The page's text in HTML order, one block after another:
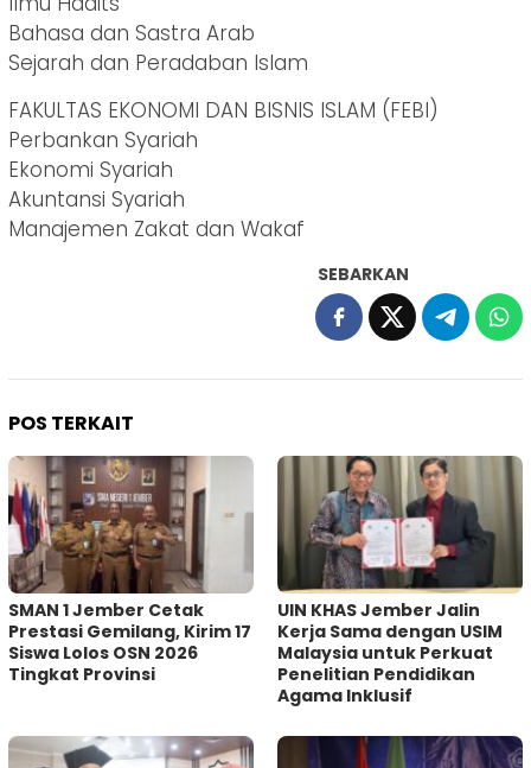
Bahasa dan Sastra Arab
Sejarah dan Peradaban Islam
FAKULTAS EKONOMI DAN BISNIS ISLAM (FEBI)
Perbankan Syariah
Ekonomi Syariah
Akuntansi Syariah
Manajemen Zakat dan Wakaf
SEBARKAN
POS TERKAIT
SMAN 1 Jember Cetak
Prestasi Gemilang, Kirim 17
Siswa Lolos OSN 2026
Tingkat Provinsi
UIN KHAS Jember Jalin
Kerja Sama dengan USIM
Malaysia untuk Perkuat
Penelitian Pendidikan
Agama Inklusif